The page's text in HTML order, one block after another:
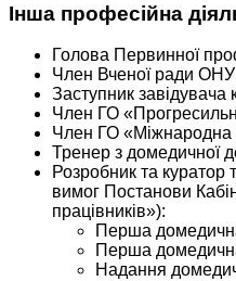
Інша професійна
Голова Первинної
Член Вченої ради ОНУ
Заступник завідувача
Член ГО
Член ГО «Міжнародна
Тренер з домедичної
Розробник та куратор
вимог Постанови
працівників»):
Перша
Перша
Надання